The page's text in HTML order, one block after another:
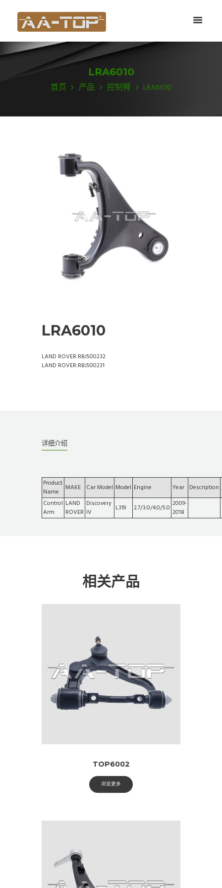
LRA6010
首页 产品 控制臂 LRA6010
LRA6010
LAND ROVER:RBJ500232
LAND ROVER:RBJ500231
详细介绍
Product
Name
MAKE Car Model Model Engine Year Description
Control
Arm
LAND
ROVER
Discovery
IV
L319 2.7/3.0/4.0/5.0 2009-
2018
相关产品
TOP6002
浏览更多